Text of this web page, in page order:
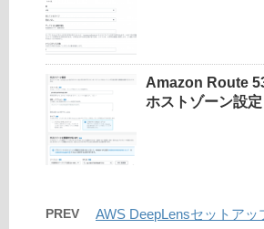
Amazon Route
ホストゾーン設定
PREV AWS DeepLensセットアッ